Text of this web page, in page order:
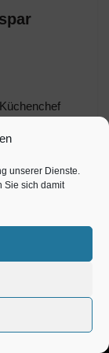
unserer Dienste.
Sie sich damit